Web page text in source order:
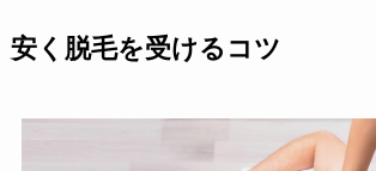
安く脱毛を受けるコツ